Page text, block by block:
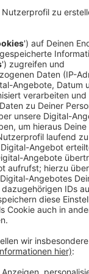
Schulabgänger
führen. Das
(07.10) und
Firmen geht es
trotz
Weitere